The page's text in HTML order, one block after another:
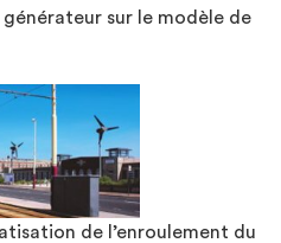
générateur sur le modèle de
de l’enroulement du